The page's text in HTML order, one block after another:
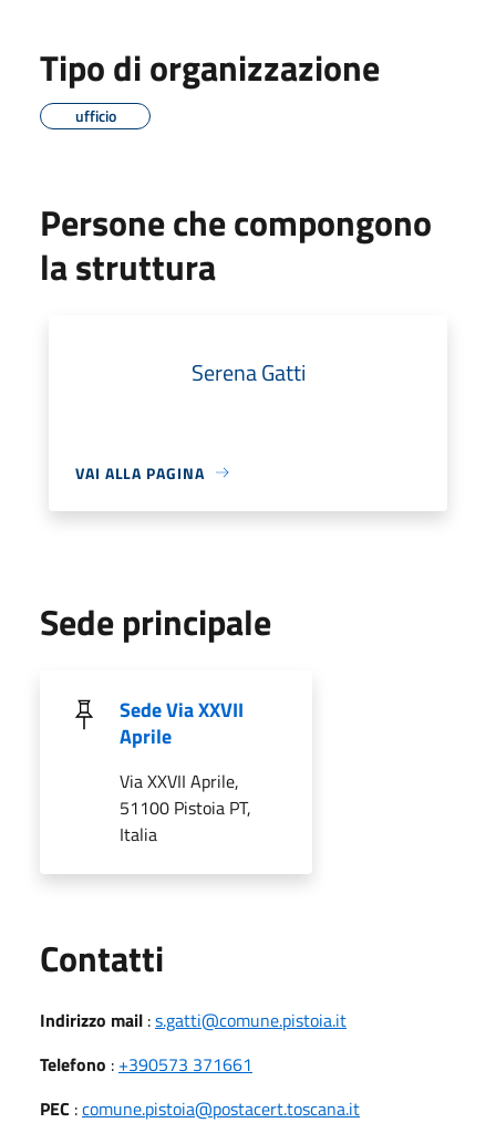
Tipo di organizzazione
ufficio
Persone che compongono
la struttura
Serena Gatti
VAI ALLA PAGINA
Sede principale
Sede Via XXVII
Aprile
Via XXVII Aprile,
51100 Pistoia PT,
Italia
Contatti
Indirizzo mail :s.gatti@comune.pistoia.it
Telefono : +390573 371661
PEC :comune.pistoia@postacert.toscana.it